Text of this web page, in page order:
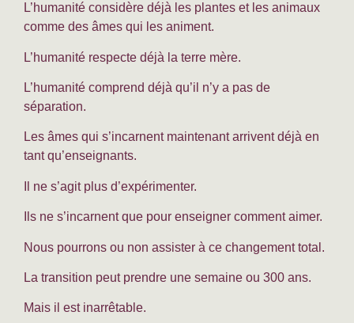
L’humanité considère déjà les plantes et les animaux
comme des âmes qui les animent.
L’humanité respecte déjà la terre mère.
L’humanité comprend déjà qu’il n’y a pas de
séparation.
Les âmes qui s’incarnent maintenant arrivent déjà en
tant qu’enseignants.
Il ne s’agit plus d’expérimenter.
Ils ne s’incarnent que pour enseigner comment aimer.
Nous pourrons ou non assister à ce changement total.
La transition peut prendre une semaine ou 300 ans.
Mais il est inarrêtable.